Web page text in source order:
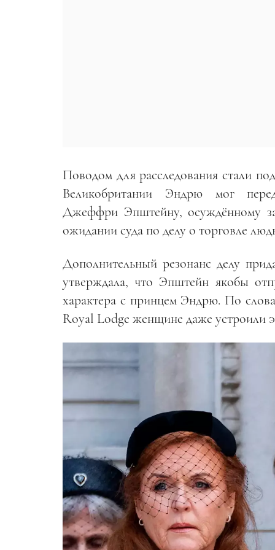
Поводом для расследования стали
Великобритании Эндрю мог
Джеффри Эпштейну, осуждённому
ожидании суда по делу о торговле
Дополнительный резонанс делу
утверждала, что Эпштейн якобы
характера с принцем Эндрю. По
Royal Lodge женщине даже устроили